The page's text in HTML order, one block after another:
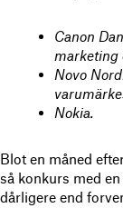
Canon
marketing
Novo
Nokia.
Blot en måned
så konkurs med
dårligere end